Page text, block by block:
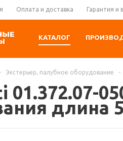
Оплата и доставка Гарантия и
КАТАЛОГ
- Экстерьер, палубное оборудование -
01.372.07-
длина